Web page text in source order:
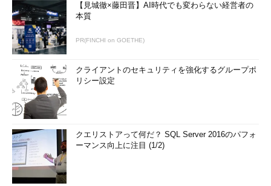
【見城徹×藤田晋】AI時代でも変わらない経営者の
本質
PR(FINCHI on GOETHE)
クライアントのセキュリティを強化するグループポ
リシー設定
クエリストアって何だ？ SQL Server 2016のパフォ
ーマンス向上に注目 (1/2)